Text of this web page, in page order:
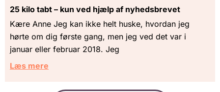
25 kilo tabt – kun ved hjælp af nyhedsbrevet
Kære Anne Jeg kan ikke helt huske, hvordan jeg
hørte om dig første gang, men jeg ved det var i
januar eller februar 2018. Jeg
Læs mere